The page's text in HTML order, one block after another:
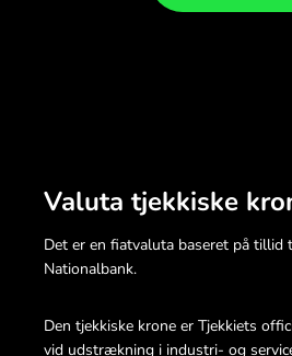
Valuta tjekkiske
Det er en fiatvaluta baseret på tillid
Nationalbank.
Den tjekkiske krone er Tjekkiets
vid udstrækning i industri- og